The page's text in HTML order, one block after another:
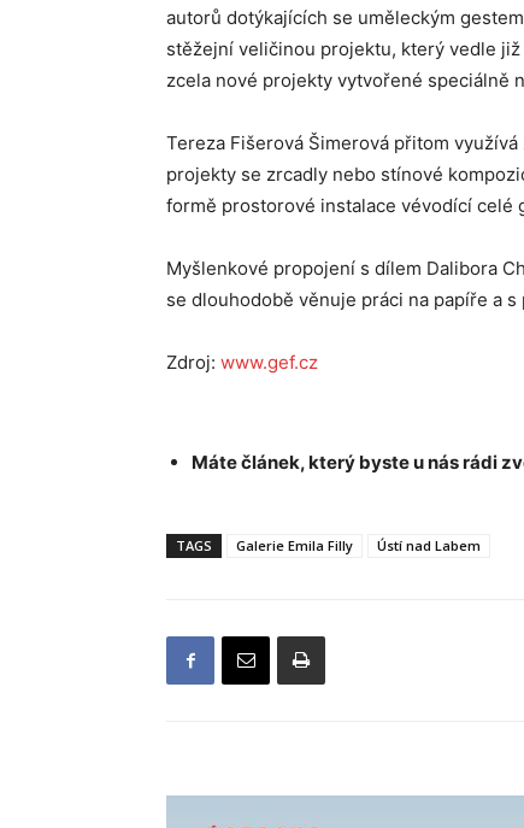
autorů dotýkajících se uměleckým
stěžejní veličinou projektu, který vedle
zcela nové projekty vytvořené speciálně
Tereza Fišerová Šimerová přitom
projekty se zrcadly nebo stínové
formě prostorové instalace vévodící celé
Myšlenkové propojení s dílem Dalibora
se dlouhodobě věnuje práci na papíře a
Zdroj: www.gef.cz
Máte článek, který byste u nás rádi
TAGS Galerie Emila Filly Ústí nad Labem